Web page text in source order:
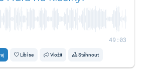
49:03
Líbí se Vložit Stáhnout